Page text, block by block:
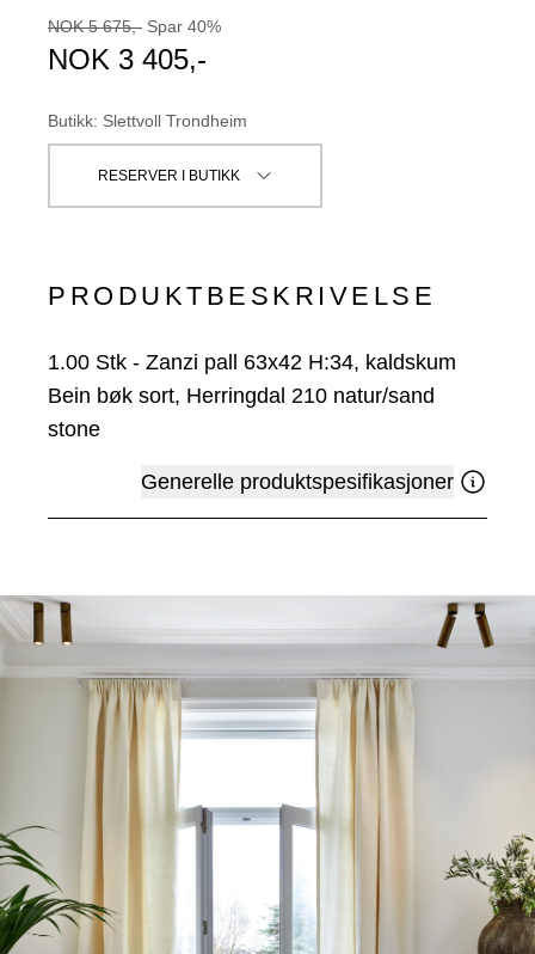
NOK 5 675,- Spar 40%
NOK 3 405,-
Butikk: Slettvoll Trondheim
RESERVER I BUTIKK
PRODUKTBESKRIVELSE
1.00 Stk - Zanzi pall 63x42 H:34, kaldskum
Bein bøk sort, Herringdal 210 natur/sand
stone
Generelle produktspesifikasjoner